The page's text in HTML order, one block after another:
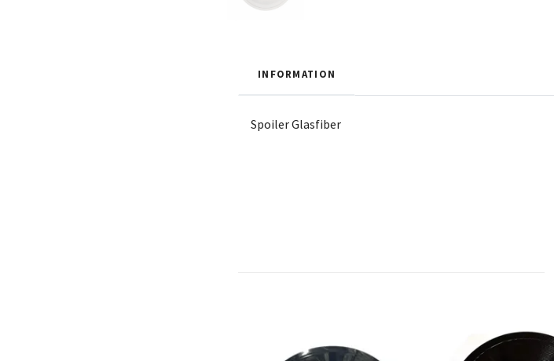
INFORMATION
Spoiler Glasfiber